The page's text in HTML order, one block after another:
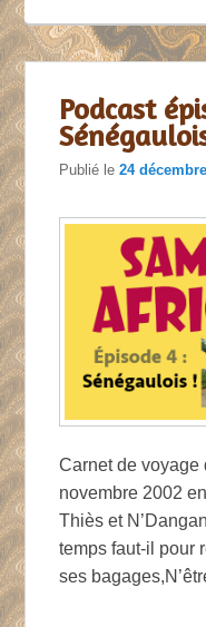
Podcast
Publié le24
Carnet de voyage
novembre 2002
Thiès et
temps faut-il pour
ses